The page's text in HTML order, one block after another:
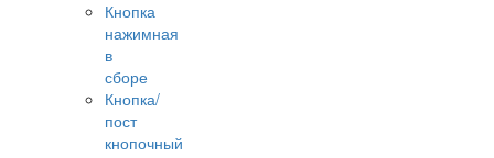
Кнопка
нажимная
в
сборе
Кнопка/
пост
кнопочный